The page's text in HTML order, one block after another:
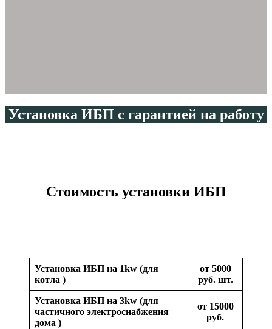
Установка ИБП с гарантией на работу
Стоимость установки ИБП
Установка ИБП на 1kw (для
котла )
от 5000
руб. шт.
Установка ИБП на 3kw (для
частичного электроснабжения
дома )
от 15000
руб.